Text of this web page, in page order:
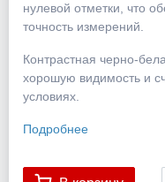
нулевой отметки, что
точность измерений.
Контрастная черно-
хорошую видимость и
условиях.
Подробнее